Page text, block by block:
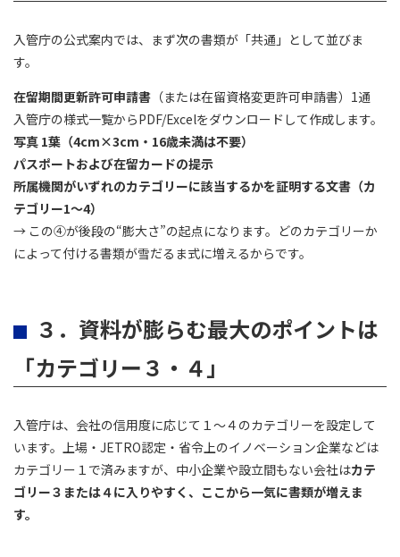
入管庁の公式案内では、まず次の書類が「共通」として並びま
す。
在留期間更新許可申請書 （または在留資格変更許可申請書）1通
入管庁の様式一覧からPDF/Excelをダウンロードして作成します。
写真 1葉（4cm×3cm・16歳未満は不要）
パスポートおよび在留カードの提示
所属機関がいずれのカテゴリーに該当するかを証明する文書（カ
テゴリー1～4）
→ この④が後段の“膨大さ”の起点になります。どのカテゴリーか
によって付ける書類が雪だるま式に増えるからです。
３．資料が膨らむ最大のポイントは
「カテゴリー３・４」
入管庁は、会社の信用度に応じて１～４のカテゴリーを設定して
います。上場・JETRO認定・省令上のイノベーション企業などは
カテゴリー１で済みますが、中小企業や設立間もない会社はカテ
ゴリー３または４に入りやすく、ここから一気に書類が増えま
す。